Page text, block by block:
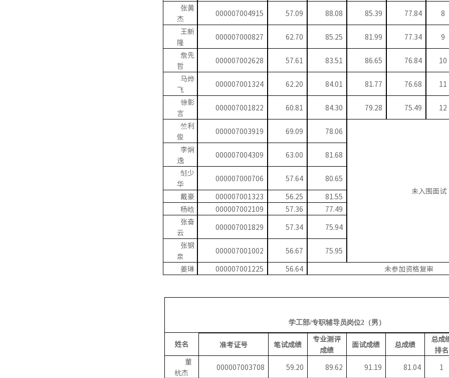
张黄
杰
000007004915 57.09 88.08 85.39 77.84
8
王新
隆
000007000827 62.70 85.25 81.99 77.34
9
詹先
哲
000007002628 57.61 83.51 86.65 76.84
10
马烨
飞
000007001324 62.20 84.01 81.77 76.68
11
徐彰
言
000007001822 60.81 84.30 79.28 75.49
12
竺利
俊
000007003919 69.09 78.06
未入围面试
李炯
逸
000007004309 63.00
81.68
邹少
华
000007000706 57.64
80.65
戴豪
000007001323 56.25
81.55
杨晗
000007002109 57.36
77.49
张奋
云
000007001829 57.34
75.94
张钢
泉
000007001002 56.67
75.95
姜琳
000007001225 56.64 未参加资格复审
学工部/专职辅导员岗位2（男）
姓名 准考证号 笔试成绩
专业测评
成绩
面试成绩 总成绩
总成
排名
董
杭杰
000007003708 59.20 89.62 91.19 81.04 1